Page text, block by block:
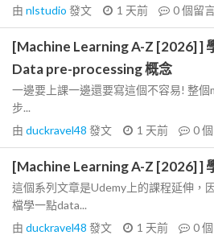
由 nlstudio 發文 1 天前 0個留
[Machine Learning A-Z [2026] ]
Data pre-processing 概念
一邊要上課一邊還要寫這個不容易! 整個
步...
由 duckravel48 發文 1 天前 0
[Machine Learning A-Z [2026] ]
這個系列文章是Udemy上的課程延伸，
檔學一點data...
由 duckravel48 發文 1 天前 0